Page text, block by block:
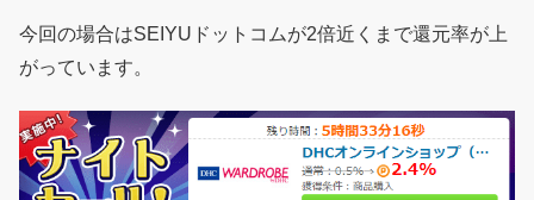
今回の場合はSEIYUドットコムが2倍近くまで還元率が上
がっています。